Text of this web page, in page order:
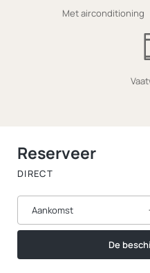
Met airconditioning
Reserveer
DIRECT
Aankomst
De